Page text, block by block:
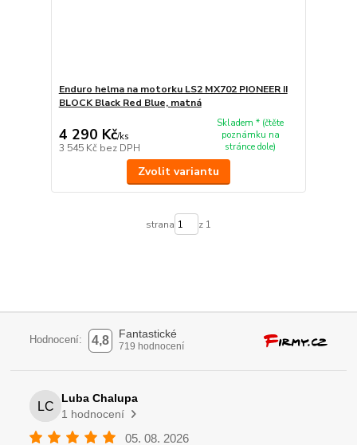
Enduro helma na motorku LS2 MX702 PIONEER II
BLOCK Black Red Blue, matná
4 290 Kč/ks
3 545 Kč bez DPH
Skladem * (čtěte
poznámku na
stránce dole)
Zvolit variantu
strana z 1